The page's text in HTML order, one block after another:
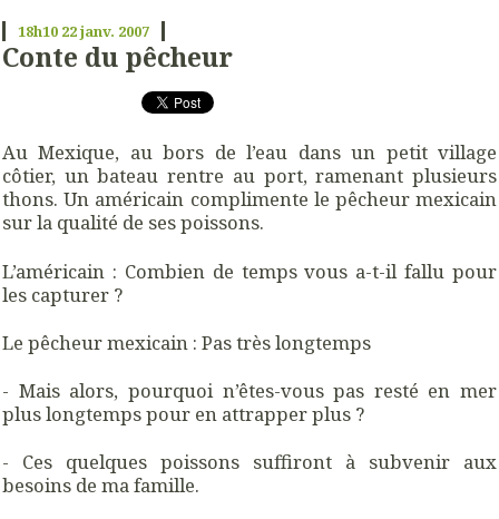
18h10 22janv. 2007
Conte du pêcheur
Au Mexique, au bors de l’eau dans un petit village
côtier, un bateau rentre au port, ramenant plusieurs
thons. Un américain complimente le pêcheur mexicain
sur la qualité de ses poissons.
L’américain : Combien de temps vous a-t-il fallu pour
les capturer ?
Le pêcheur mexicain : Pas très longtemps
- Mais alors, pourquoi n’êtes-vous pas resté en mer
plus longtemps pour en attrapper plus ?
- Ces quelques poissons suffiront à subvenir aux
besoins de ma famille.